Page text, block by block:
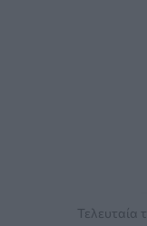
Τελευταία